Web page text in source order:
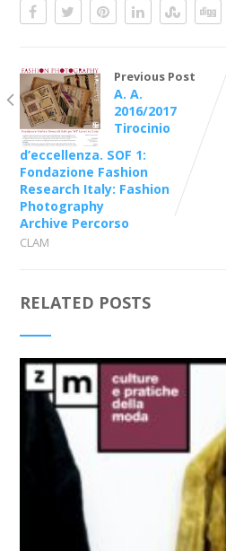
Previous Post
A. A.
2016/2017
Tirocinio
d’eccellenza. SOF 1:
Fondazione Fashion
Research Italy: Fashion
Photography
Archive Percorso
CLAM
RELATED POSTS